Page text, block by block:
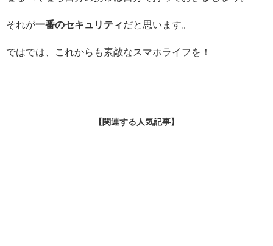
それが一番のセキュリティだと思います。
ではでは、これからも素敵なスマホライフを！
【関連する人気記事】